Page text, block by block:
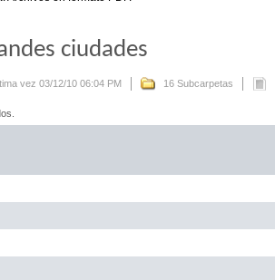
ciudades
vez 03/12/10 06:04 PM 16 Subcarpetas